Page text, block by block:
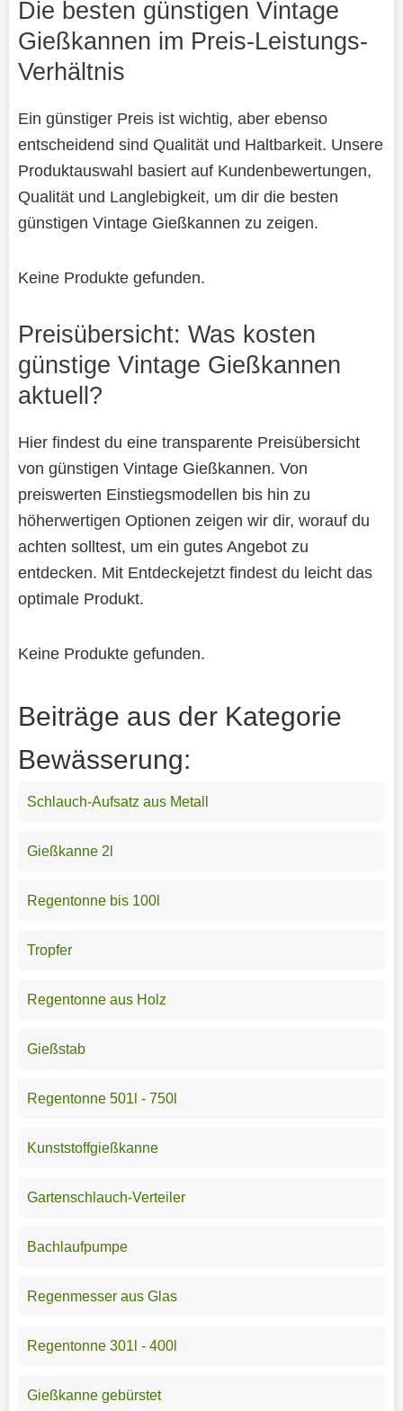
Die besten günstigen Vintage
Gießkannen im Preis-Leistungs-
Verhältnis
Ein günstiger Preis ist wichtig, aber ebenso
entscheidend sind Qualität und Haltbarkeit. Unsere
Produktauswahl basiert auf Kundenbewertungen,
Qualität und Langlebigkeit, um dir die besten
günstigen Vintage Gießkannen zu zeigen.
Keine Produkte gefunden.
Preisübersicht: Was kosten
günstige Vintage Gießkannen
aktuell?
Hier findest du eine transparente Preisübersicht
von günstigen Vintage Gießkannen. Von
preiswerten Einstiegsmodellen bis hin zu
höherwertigen Optionen zeigen wir dir, worauf du
achten solltest, um ein gutes Angebot zu
entdecken. Mit Entdeckejetzt findest du leicht das
optimale Produkt.
Keine Produkte gefunden.
Beiträge aus der Kategorie
Bewässerung:
Schlauch-Aufsatz aus Metall
Gießkanne 2l
Regentonne bis 100l
Tropfer
Regentonne aus Holz
Gießstab
Regentonne 501l - 750l
Kunststoffgießkanne
Gartenschlauch-Verteiler
Bachlaufpumpe
Regenmesser aus Glas
Regentonne 301l - 400l
Gießkanne gebürstet